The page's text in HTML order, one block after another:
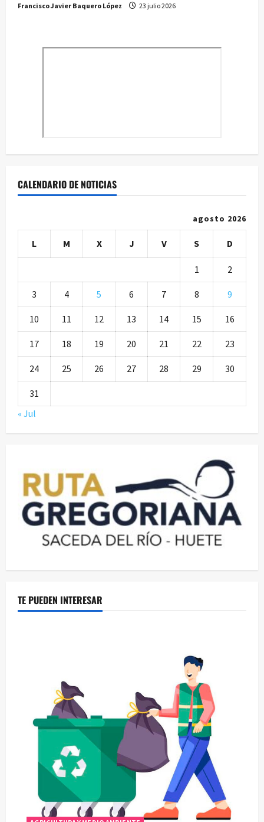
Francisco Javier Baquero López 23 julio 2026
CALENDARIO DE NOTICIAS
agosto 2026
L M X J V S D
1 2
3 4 5 6 7 8 9
10 11 12 13 14 15 16
17 18 19 20 21 22 23
24 25 26 27 28 29 30
31
« Jul
TE PUEDEN INTERESAR